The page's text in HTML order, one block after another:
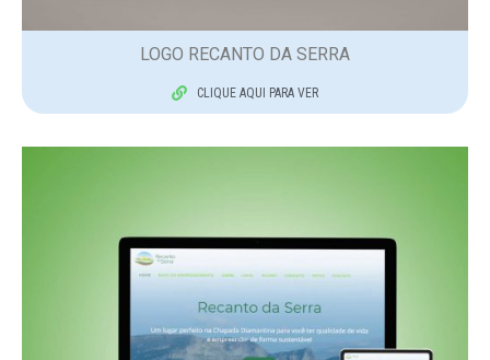
LOGO RECANTO DA SERRA
CLIQUE AQUI PARA VER